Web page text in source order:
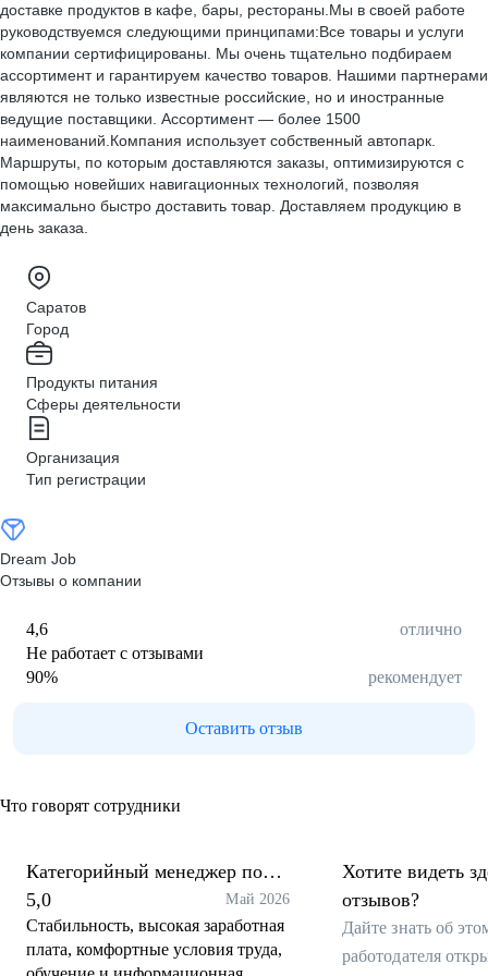
доставке продуктов в кафе, бары, рестораны.Мы в своей работе
руководствуемся следующими принципами:Все товары и услуги
компании сертифицированы. Мы очень тщательно подбираем
ассортимент и гарантируем качество товаров. Нашими партнерами
являются не только известные российские, но и иностранные
ведущие поставщики. Ассортимент — более 1500
наименований.Компания использует собственный автопарк.
Маршруты, по которым доставляются заказы, оптимизируются с
помощью новейших навигационных технологий, позволяя
максимально быстро доставить товар. Доставляем продукцию в
день заказа.
Саратов
Город
Продукты питания
Сферы деятельности
Организация
Тип регистрации
Dream Job
Отзывы о компании
4,6
отлично
Не работает с отзывами
90% рекомендует
Оставить отзыв
Что говорят сотрудники
Категорийный менеджер по
закупкам
5,0 Май 2026
Стабильность, высокая заработная
плата, комфортные условия труда,
Хотите видеть
отзывов?
Дайте знать об
работодателя